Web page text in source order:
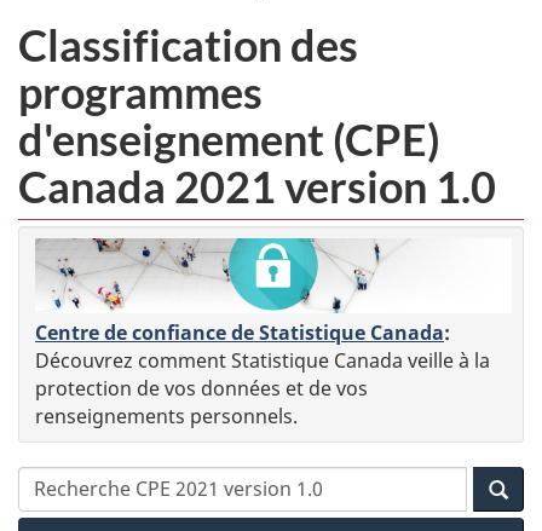
Classification des
programmes
d'enseignement (CPE)
Canada 2021 version 1.0
Centre de confiance de Statistique Canada:
Découvrez comment Statistique Canada veille à la
protection de vos données et de vos
renseignements personnels.